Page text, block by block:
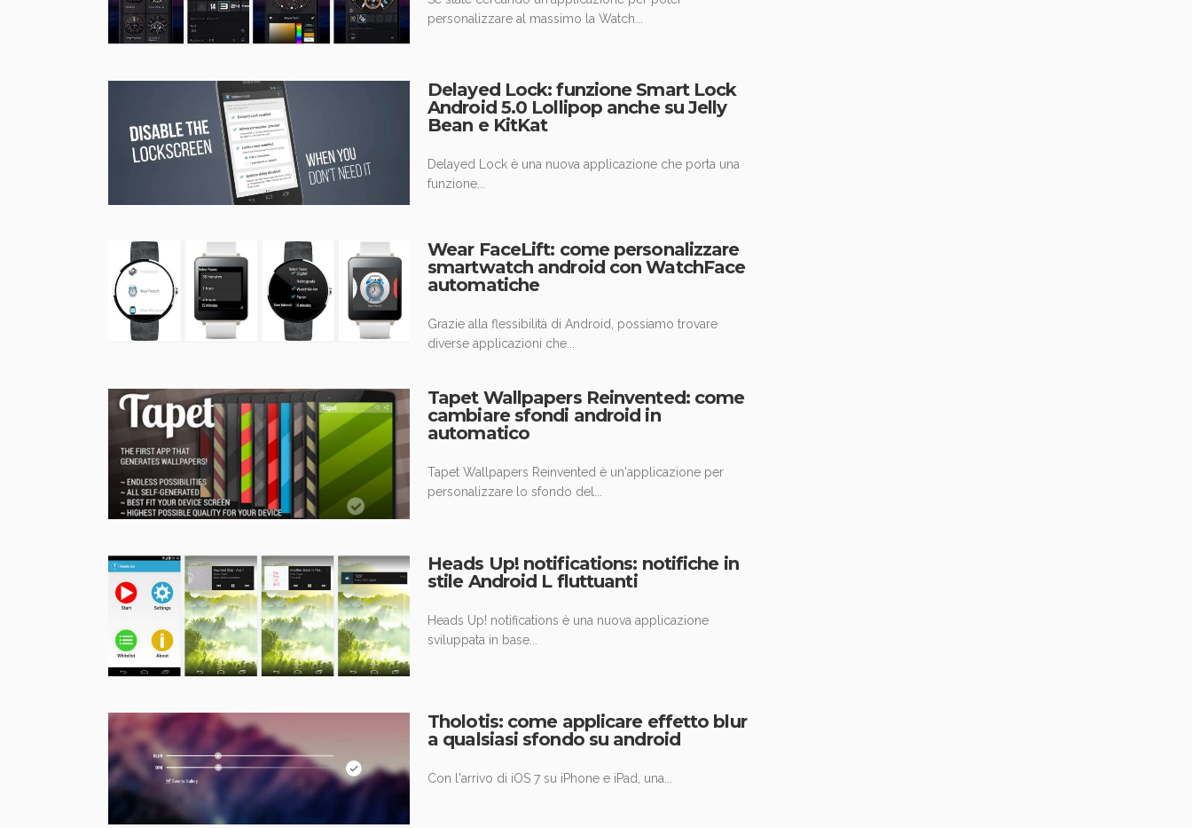
personalizzare al massimo la Watch...
Delayed Lock: funzione Smart Lock
Android 5.0 Lollipop anche su Jelly
Bean e KitKat
Delayed Lock è una nuova applicazione che porta una
funzione...
Wear FaceLift: come personalizzare
smartwatch android con WatchFace
automatiche
Grazie alla flessibilità di Android, possiamo trovare
diverse applicazioni che...
Tapet Wallpapers Reinvented: come
cambiare sfondi android in
automatico
Tapet Wallpapers Reinvented è un'applicazione per
personalizzare lo sfondo del...
Heads Up! notifications: notifiche in
stile Android L fluttuanti
Heads Up! notifications è una nuova applicazione
sviluppata in base...
Tholotis: come applicare effetto blur
a qualsiasi sfondo su android
Con l'arrivo di iOS 7 su iPhone e iPad, una...